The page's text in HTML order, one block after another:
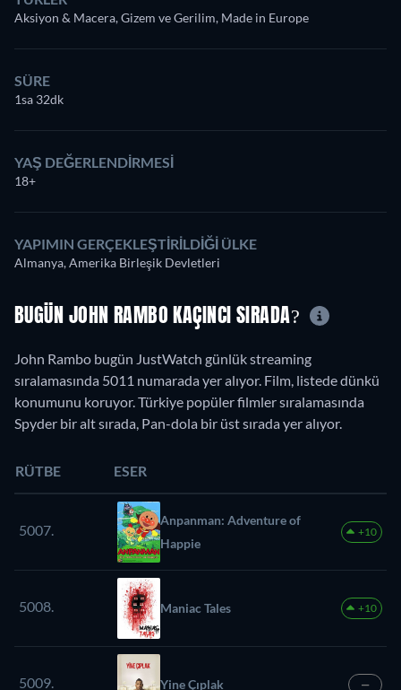
Aksiyon & Macera, Gizem ve Gerilim, Made in Europe
SÜRE
1sa 32dk
YAŞ DEĞERLENDIRMESI
18+
YAPIMIN GERÇEKLEŞTIRILDIĞI ÜLKE
Almanya, Amerika Birleşik Devletleri
BUGÜN JOHN RAMBO KAÇINCI SIRADA?
John Rambo bugün JustWatch günlük streaming
sıralamasında 5011 numarada yer alıyor. Film, listede dünkü
konumunu koruyor. Türkiye popüler filmler sıralamasında
Spyder bir alt sırada, Pan-dola bir üst sırada yer alıyor.
RÜTBE ESER
5007.
Anpanman: Adventure of
Happie
+10
5008. Maniac Tales +10
5009. Yine Çıplak —